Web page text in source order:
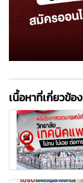
เนื้อหาที่เกี่ยวข้อง